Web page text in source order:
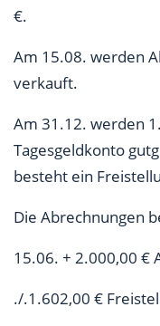
€.
Am 15.08. werden
verkauft.
Am 31.12. werden
Tagesgeldkonto
besteht ein
Die Abrechnungen
15.06. + 2.000,00 €
./.1.602,00 €